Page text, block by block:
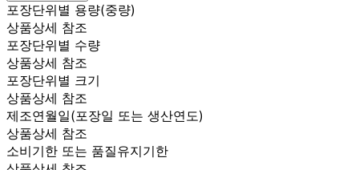
포장단위별 용량(중량)
상품상세 참조
포장단위별 수량
상품상세 참조
포장단위별 크기
상품상세 참조
제조연월일(포장일 또는 생산연도)
상품상세 참조
소비기한 또는 품질유지기한